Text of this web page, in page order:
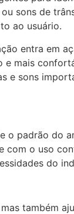
sons de
ao usuário.
entra em
mais
e sons
o padrão do
o uso
do
também